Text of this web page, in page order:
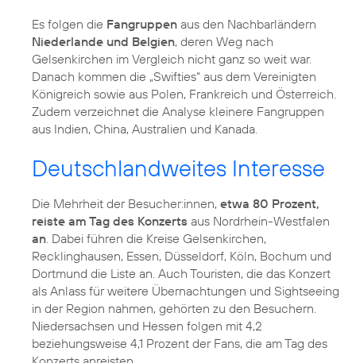
Es folgen die Fangruppen aus den Nachbarländern
Niederlande und Belgien, deren Weg nach
Gelsenkirchen im Vergleich nicht ganz so weit war.
Danach kommen die „Swifties“ aus dem Vereinigten
Königreich sowie aus Polen, Frankreich und Österreich.
Zudem verzeichnet die Analyse kleinere Fangruppen
aus Indien, China, Australien und Kanada.
Deutschlandweites Interesse
Die Mehrheit der Besucher:innen, etwa 80 Prozent,
reiste am Tag des Konzerts aus Nordrhein-Westfalen
an. Dabei führen die Kreise Gelsenkirchen,
Recklinghausen, Essen, Düsseldorf, Köln, Bochum und
Dortmund die Liste an. Auch Touristen, die das Konzert
als Anlass für weitere Übernachtungen und Sightseeing
in der Region nahmen, gehörten zu den Besuchern.
Niedersachsen und Hessen folgen mit 4,2
beziehungsweise 4,1 Prozent der Fans, die am Tag des